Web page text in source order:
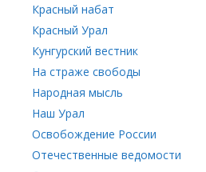
Красный набат
Красный Урал
Кунгурский вестник
На страже свободы
Народная мысль
Наш Урал
Освобождение России
Отечественные ведомости